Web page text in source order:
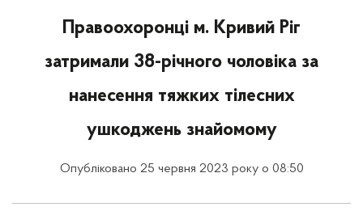
Правоохоронці м. Кривий Ріг
затримали 38-річного чоловіка за
нанесення тяжких тілесних
ушкоджень знайомому
Опубліковано 25 червня 2023 року о 08:50